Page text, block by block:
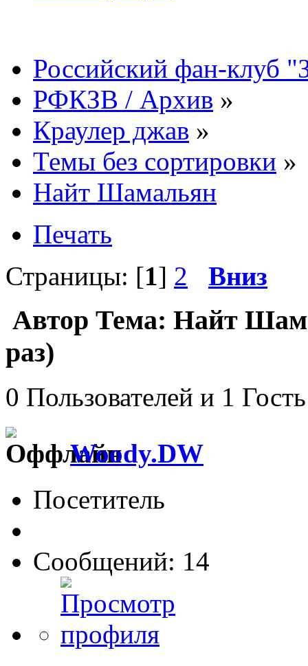
Российский фан-клуб
РФКЗВ / Архив »
Краулер джав »
Темы без сортировки »
Найт Шамальян
Печать
Страницы: [1] 2 Вниз
Автор Тема: Найт
раз)
0 Пользователей и 1
Woody.DW
Посетитель
Сообщений: 14